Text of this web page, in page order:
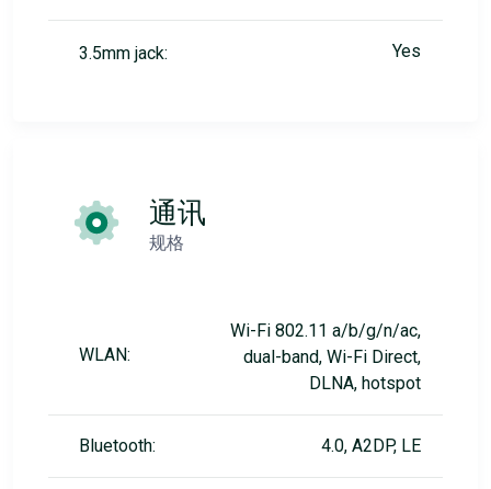
3.5mm jack: Yes
通讯
规格
WLAN:
Wi-Fi 802.11 a/b/g/n/ac,
dual-band, Wi-Fi Direct,
DLNA, hotspot
Bluetooth: 4.0, A2DP, LE